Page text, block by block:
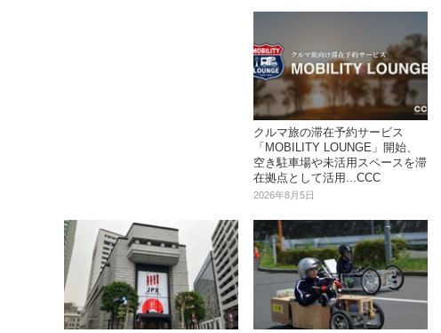
クルマ旅の滞在予約サービス
「MOBILITY LOUNGE」開始、
空き駐車場や未活用スペースを滞
在拠点として活用...CCC
2026年8月5日